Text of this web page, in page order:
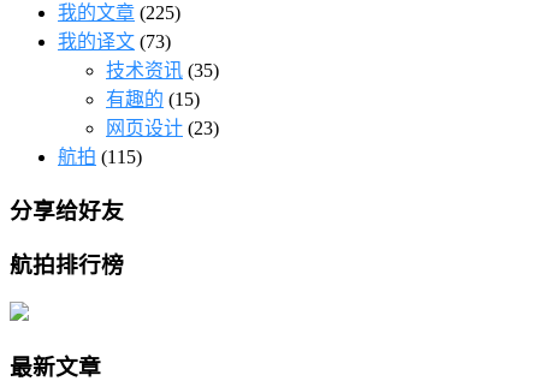
我的文章 (225)
我的译文 (73)
技术资讯 (35)
有趣的 (15)
网页设计 (23)
航拍 (115)
分享给好友
航拍排行榜
最新文章